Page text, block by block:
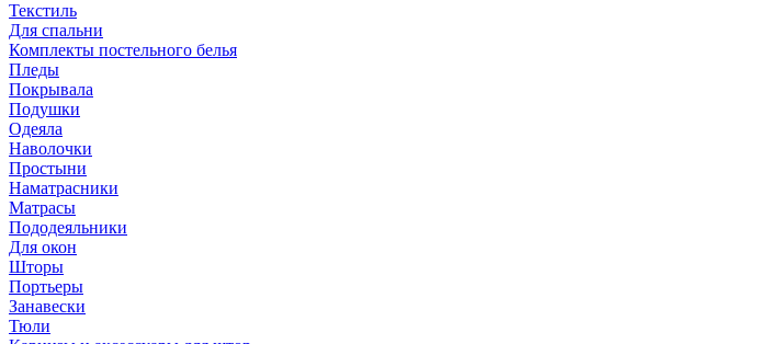
Текстиль
Для спальни
Комплекты постельного белья
Пледы
Покрывала
Подушки
Одеяла
Наволочки
Простыни
Наматрасники
Матрасы
Пододеяльники
Для окон
Шторы
Портьеры
Занавески
Тюли